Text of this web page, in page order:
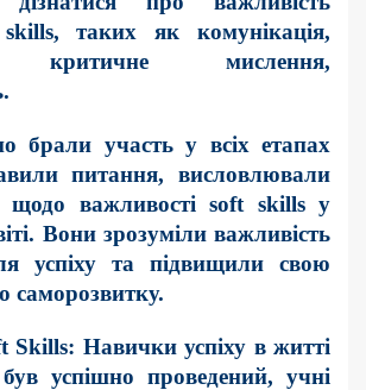
таких як комунікація,
критичне мислення,
брали участь у всіх етапах
питання, висловлювали
важливості soft skills у
Вони зрозуміли важливість
успіху та підвищили свою
саморозвитку.
Skills: Навички успіху в житті
успішно проведений, учні